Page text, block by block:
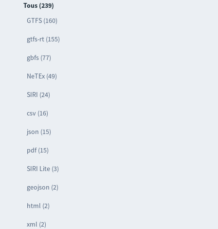
Tous (239)
GTFS (160)
gtfs-rt (155)
gbfs (77)
NeTEx (49)
SIRI (24)
csv (16)
json (15)
pdf (15)
SIRI Lite (3)
geojson (2)
html (2)
xml (2)